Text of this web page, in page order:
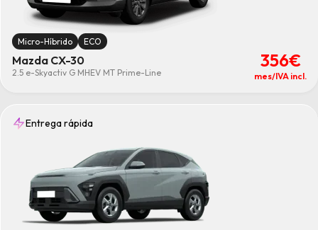
Micro-Híbrido ECO
Mazda CX-30
2.5 e-Skyactiv G MHEV MT Prime-Line
356€
mes/IVA incl.
Entrega rápida